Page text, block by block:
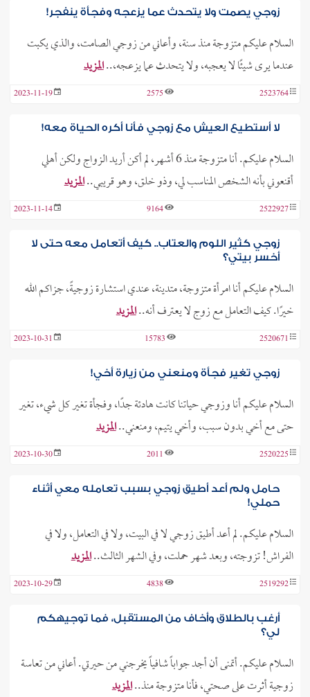
زوجي يصمت ولا يتحدث عما يزعجه وفجأة ينفجر!
السلام عليكم متزوجة منذ سنة، وأعاني من زوجي الصامت، والذي يكبت
عندما يرى شيئًا لا يعجبه، ولا يتحدث عما يزعجه،..المزيد
2523764
2575
2023-11-19
لا أستطيع العيش مع زوجي فأنا أكره الحياة معه!
السلام عليكم. أنا متزوجة منذ 6 أشهر، لم أكن أريد الزواج ولكن أهلي
أقنعوني بأنه الشخص المناسب لي، وذو خلق، وهو قريبي..المزيد
2522927
9164
2023-11-14
زوجي كثير اللوم والعتاب.. كيف أتعامل معه حتى لا
أخسر بيتي؟
السلام عليكم أنا امرأة متزوجة، متدينة، عندي استشارة زوجيةً، جزاكم الله
خيرًا. كيف التعامل مع زوج لا يعترف أنه..المزيد
2520671
15783
2023-10-31
زوجي تغير فجأة ومنعني من زيارة أخي!
السلام عليكم أنا وزوجي حياتنا كانت هادئة جدًا، وفجأة تغير كل شيء، تغير
حتى مع أخي بدون سبب، وأخي يتيم، ومنعني..المزيد
2520225
2011
2023-10-30
حامل ولم أعد أطيق زوجي بسبب تعامله معي أثناء
حملي!
السلام عليكم. لم أعد أطيق زوجي لا في البيت، ولا في التعامل، ولا في
الفراش! تزوجته، وبعد شهر حملت، وفي الشهر الثالث..المزيد
2519292
4838
2023-10-29
أرغب بالطلاق وأخاف من المستقبل، فما توجيهكم
لي؟
السلام عليكم. أتمنى أن أجد جواباً شافياً يخرجني من حيرتي. أعاني من تعاسة
زوجية أثرت على صحتي، فأنا متزوجة منذ..المزيد